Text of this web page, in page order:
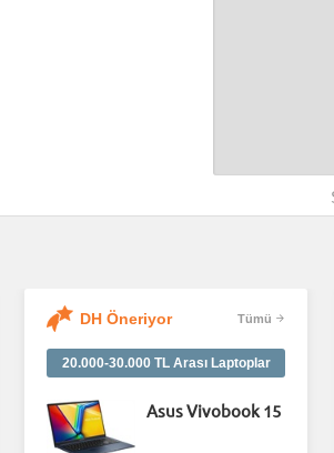
DH Öneriyor Tümü
20.000-30.000 TL Arası Laptoplar
Asus Vivobook 15